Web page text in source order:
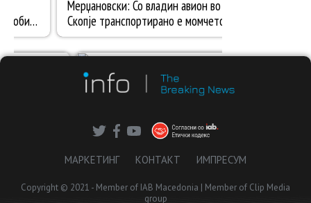
МАРКЕТИНГ КОНТАКТ ИМПРЕСУМ
Copyright © 2021 - Member of IAB Macedonia | Member of Clip Media
group